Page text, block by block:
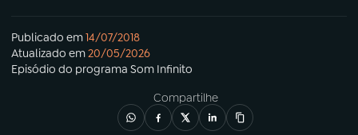
Publicado em14/07/2018
Atualizado em20/05/2026
Episódio do programa Som Infinito
Compartilhe